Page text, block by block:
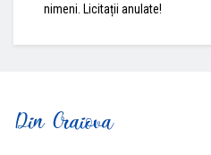
nimeni. Licitații anulate!